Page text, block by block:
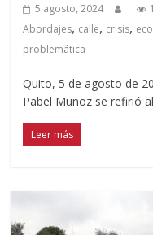
5 agosto, 2024
Abordajes, calle, crisis,
problemática
Quito, 5 de agosto de
Pabel Muñoz se refirió
Leer más